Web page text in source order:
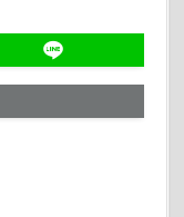
航便は対象外
【有能】政府「トラック
【有能】政府「トラック